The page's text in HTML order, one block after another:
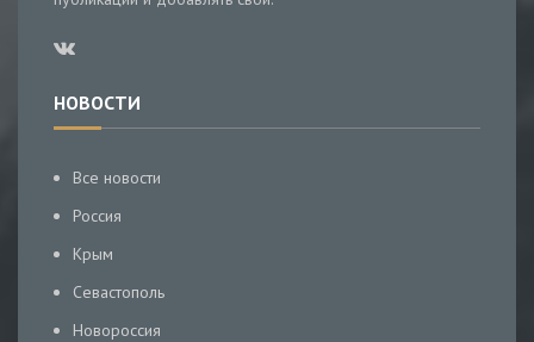
НОВОСТИ
Все новости
Россия
Крым
Севастополь
Новороссия